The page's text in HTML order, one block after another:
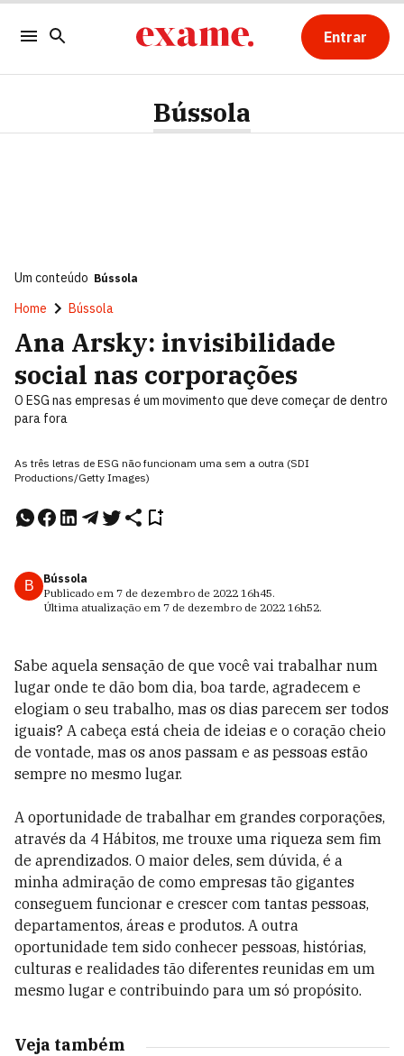
Entrar
Bússola
Um conteúdo Bússola
Home Bússola
Ana Arsky: invisibilidade
social nas corporações
O ESG nas empresas é um movimento que deve começar de dentro
para fora
As três letras de ESG não funcionam uma sem a outra (SDI
Productions/Getty Images)
B
Bússola
Publicado em 7 de dezembro de 2022 16h45.
Última atualização em 7 de dezembro de 2022 16h52.
Sabe aquela sensação de que você vai trabalhar num
lugar onde te dão bom dia, boa tarde, agradecem e
elogiam o seu trabalho, mas os dias parecem ser todos
iguais? A cabeça está cheia de ideias e o coração cheio
de vontade, mas os anos passam e as pessoas estão
sempre no mesmo lugar.
A oportunidade de trabalhar em grandes corporações,
através da 4 Hábitos, me trouxe uma riqueza sem fim
de aprendizados. O maior deles, sem dúvida, é a
minha admiração de como empresas tão gigantes
conseguem funcionar e crescer com tantas pessoas,
departamentos, áreas e produtos. A outra
oportunidade tem sido conhecer pessoas, histórias,
culturas e realidades tão diferentes reunidas em um
mesmo lugar e contribuindo para um só propósito.
Veja também